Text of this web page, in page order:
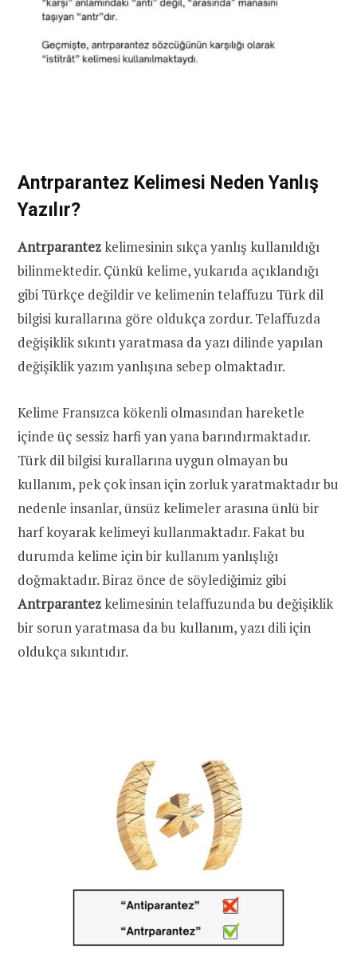
Antrparantez Kelimesi Neden Yanlış
Yazılır?
Antrparantezkelimesinin sıkça yanlış kullanıldığı
bilinmektedir. Çünkü kelime, yukarıda açıklandığı
gibi Türkçe değildir ve kelimenin telaffuzu Türk dil
bilgisi kurallarına göre oldukça zordur. Telaffuzda
değişiklik sıkıntı yaratmasa da yazı dilinde yapılan
değişiklik yazım yanlışına sebep olmaktadır.
Kelime Fransızca kökenli olmasından hareketle
içinde üç sessiz harfi yan yana barındırmaktadır.
Türk dil bilgisi kurallarına uygun olmayan bu
kullanım, pek çok insan için zorluk yaratmaktadır bu
nedenle insanlar, ünsüz kelimeler arasına ünlü bir
harf koyarak kelimeyi kullanmaktadır. Fakat bu
durumda kelime için bir kullanım yanlışlığı
doğmaktadır. Biraz önce de söylediğimiz gibi
Antrparantezkelimesinin telaffuzunda bu değişiklik
bir sorun yaratmasa da bu kullanım, yazı dili için
oldukça sıkıntıdır.